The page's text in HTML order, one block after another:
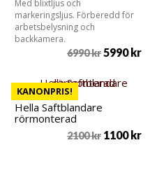
Med blixtljus och
markeringsljus. Förberedd för
arbetsbelysning och
backkamera.
6990kr5990 kr
KANONPRIS!
Hella Saftblandare
rörmonterad
2100kr 1100 kr